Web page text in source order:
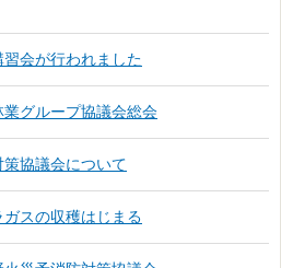
会が行われました
グループ協議会総会
策協議会について
スの収穫はじまる